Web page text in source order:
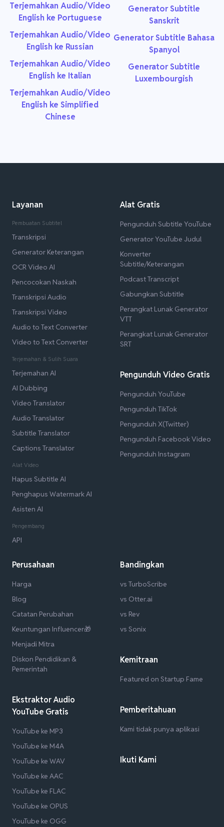
Terjemahkan Audio/Video
English ke Portuguese
Terjemahkan Audio/Video
English ke Russian
Terjemahkan Audio/Video
English ke Italian
Terjemahkan Audio/Video
English ke Simplified
Chinese
Generator Subtitle
Sanskrit
Generator Subtitle Bahasa
Spanyol
Generator Subtitle
Luxembourgish
Layanan
Pembuatan Subtitel
Transkripsi
Generator Keterangan
OCR Video AI
Pencocokan Naskah
Transkripsi Audio
Transkripsi Video
Audio to Text Converter
Video to Text Converter
Terjemahan & Sulih Suara
Terjemahan AI
AI Dubbing
Video Translator
Audio Translator
Subtitle Translator
Captions Translator
Alat Video
Hapus Subtitle AI
Penghapus Watermark AI
Asisten AI
Pengembang
API
Alat Gratis
Pengunduh Subtitle YouTube
Generator YouTube Judul
Konverter
Subtitle/Keterangan
Podcast Transcript
Gabungkan Subtitle
Perangkat Lunak Generator
VTT
Perangkat Lunak Generator
SRT
Pengunduh Video Gratis
Pengunduh YouTube
Pengunduh TikTok
Pengunduh X(Twitter)
Pengunduh Facebook Video
Pengunduh Instagram
Perusahaan
Harga
Blog
Catatan Perubahan
Keuntungan Influencer🎁
Menjadi Mitra
Diskon Pendidikan &
Pemerintah
Ekstraktor Audio
YouTube Gratis
YouTube ke MP3
YouTube ke M4A
YouTube ke WAV
YouTube ke AAC
YouTube ke FLAC
YouTube ke OPUS
YouTube ke OGG
Bandingkan
vs TurboScribe
vs Otter.ai
vs Rev
vs Sonix
Kemitraan
Featured on Startup Fame
Pemberitahuan
Kami tidak punya aplikasi
Ikuti Kami